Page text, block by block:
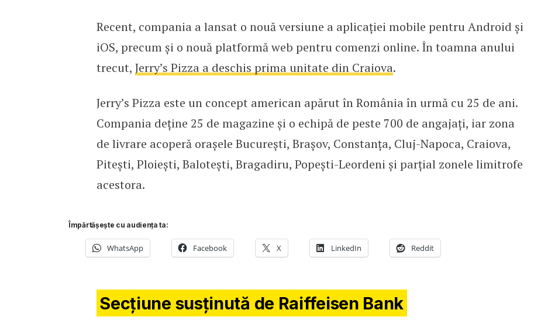
Recent, compania a lansat o nouă versiune a aplicației mobile pentru Android și
iOS, precum și o nouă platformă web pentru comenzi online. În toamna anului
trecut, Jerry’s Pizza a deschis prima unitate din Craiova.
Jerry’s Pizza este un concept american apărut în România în urmă cu 25 de ani.
Compania deține 25 de magazine și o echipă de peste 700 de angajați, iar zona
de livrare acoperă orașele București, Brașov, Constanța, Cluj-Napoca, Craiova,
Pitești, Ploiești, Balotești, Bragadiru, Popești-Leordeni și parțial zonele limitrofe
acestora.
Împărtășește cu audiența ta:
WhatsApp Facebook X LinkedIn Reddit
Secțiune susținută de Raiffeisen Bank